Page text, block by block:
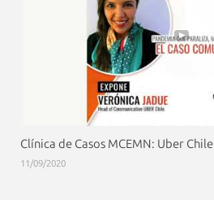
Clínica de Casos MCEMN: Uber Chile
11/09/2020